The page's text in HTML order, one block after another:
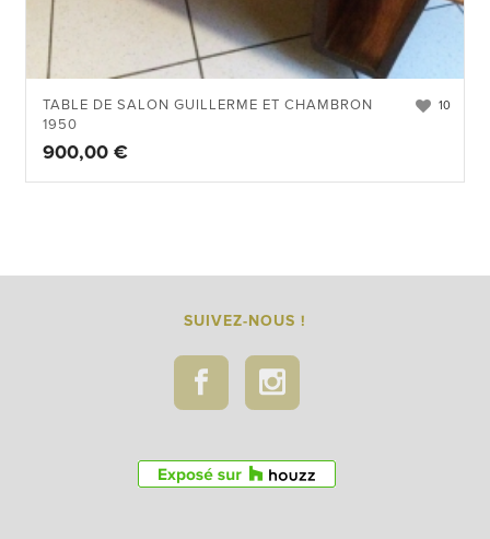
10
TABLE DE SALON GUILLERME ET CHAMBRON
1950
900,00 €
SUIVEZ-NOUS !